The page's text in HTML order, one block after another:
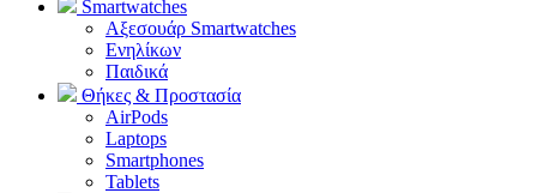
Smartwatches
Αξεσουάρ Smartwatches
Ενηλίκων
Παιδικά
Θήκες & Προστασία
AirPods
Laptops
Smartphones
Tablets